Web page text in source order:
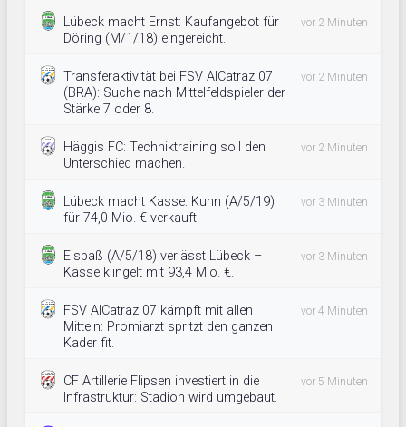
Lübeck macht Ernst: Kaufangebot für
Döring (M/1/18) eingereicht.
vor 2 Minuten
Transferaktivität bei FSV AlCatraz 07
(BRA): Suche nach Mittelfeldspieler der
Stärke 7 oder 8.
vor 2 Minuten
Häggis FC: Techniktraining soll den
Unterschied machen.
vor 2 Minuten
Lübeck macht Kasse: Kuhn (A/5/19)
für 74,0 Mio. € verkauft.
vor 3 Minuten
Elspaß (A/5/18) verlässt Lübeck –
Kasse klingelt mit 93,4 Mio. €.
vor 3 Minuten
FSV AlCatraz 07 kämpft mit allen
Mitteln: Promiarzt spritzt den ganzen
Kader fit.
vor 4 Minuten
CF Artillerie Flipsen investiert in die
Infrastruktur: Stadion wird umgebaut.
vor 5 Minuten